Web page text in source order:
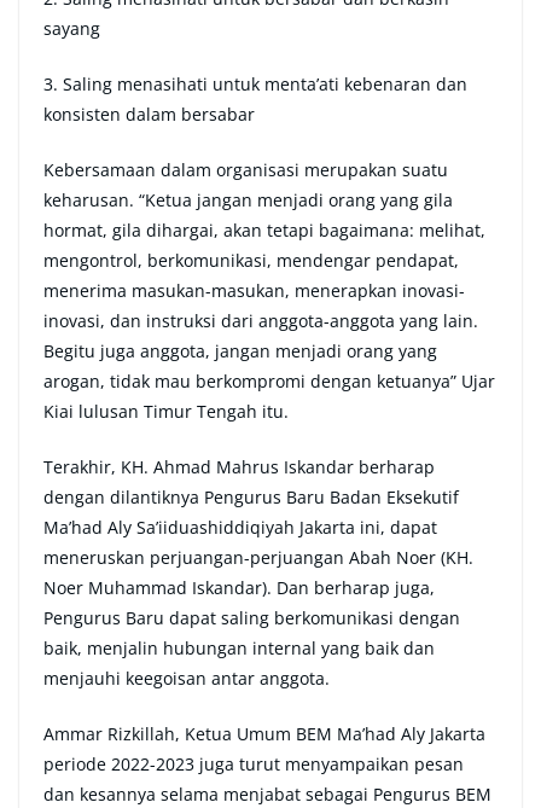
sayang
3. Saling menasihati untuk menta’ati kebenaran dan
konsisten dalam bersabar
Kebersamaan dalam organisasi merupakan suatu
keharusan. “Ketua jangan menjadi orang yang gila
hormat, gila dihargai, akan tetapi bagaimana: melihat,
mengontrol, berkomunikasi, mendengar pendapat,
menerima masukan-masukan, menerapkan inovasi-
inovasi, dan instruksi dari anggota-anggota yang lain.
Begitu juga anggota, jangan menjadi orang yang
arogan, tidak mau berkompromi dengan ketuanya” Ujar
Kiai lulusan Timur Tengah itu.
Terakhir, KH. Ahmad Mahrus Iskandar berharap
dengan dilantiknya Pengurus Baru Badan Eksekutif
Ma’had Aly Sa’iiduashiddiqiyah Jakarta ini, dapat
meneruskan perjuangan-perjuangan Abah Noer (KH.
Noer Muhammad Iskandar). Dan berharap juga,
Pengurus Baru dapat saling berkomunikasi dengan
baik, menjalin hubungan internal yang baik dan
menjauhi keegoisan antar anggota.
Ammar Rizkillah, Ketua Umum BEM Ma’had Aly Jakarta
periode 2022-2023 juga turut menyampaikan pesan
dan kesannya selama menjabat sebagai Pengurus BEM